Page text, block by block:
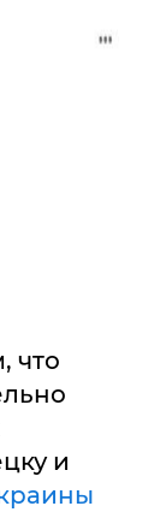
что
и